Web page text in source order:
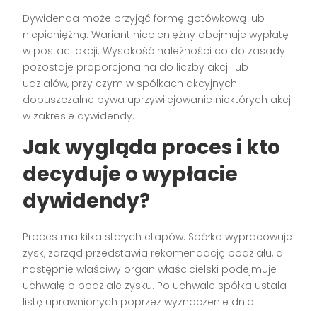
Dywidenda może przyjąć formę gotówkową lub
niepieniężną. Wariant niepieniężny obejmuje wypłatę
w postaci akcji. Wysokość należności co do zasady
pozostaje proporcjonalna do liczby akcji lub
udziałów, przy czym w spółkach akcyjnych
dopuszczalne bywa uprzywilejowanie niektórych akcji
w zakresie dywidendy.
Jak wygląda proces i kto
decyduje o wypłacie
dywidendy?
Proces ma kilka stałych etapów. Spółka wypracowuje
zysk, zarząd przedstawia rekomendację podziału, a
następnie właściwy organ właścicielski podejmuje
uchwałę o podziale zysku. Po uchwale spółka ustala
listę uprawnionych poprzez wyznaczenie dnia